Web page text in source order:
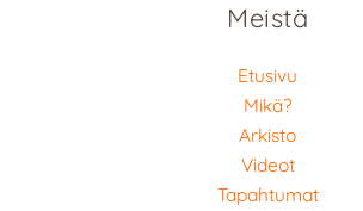
Meistä
Etusivu
Mikä?
Arkisto
Videot
Tapahtumat